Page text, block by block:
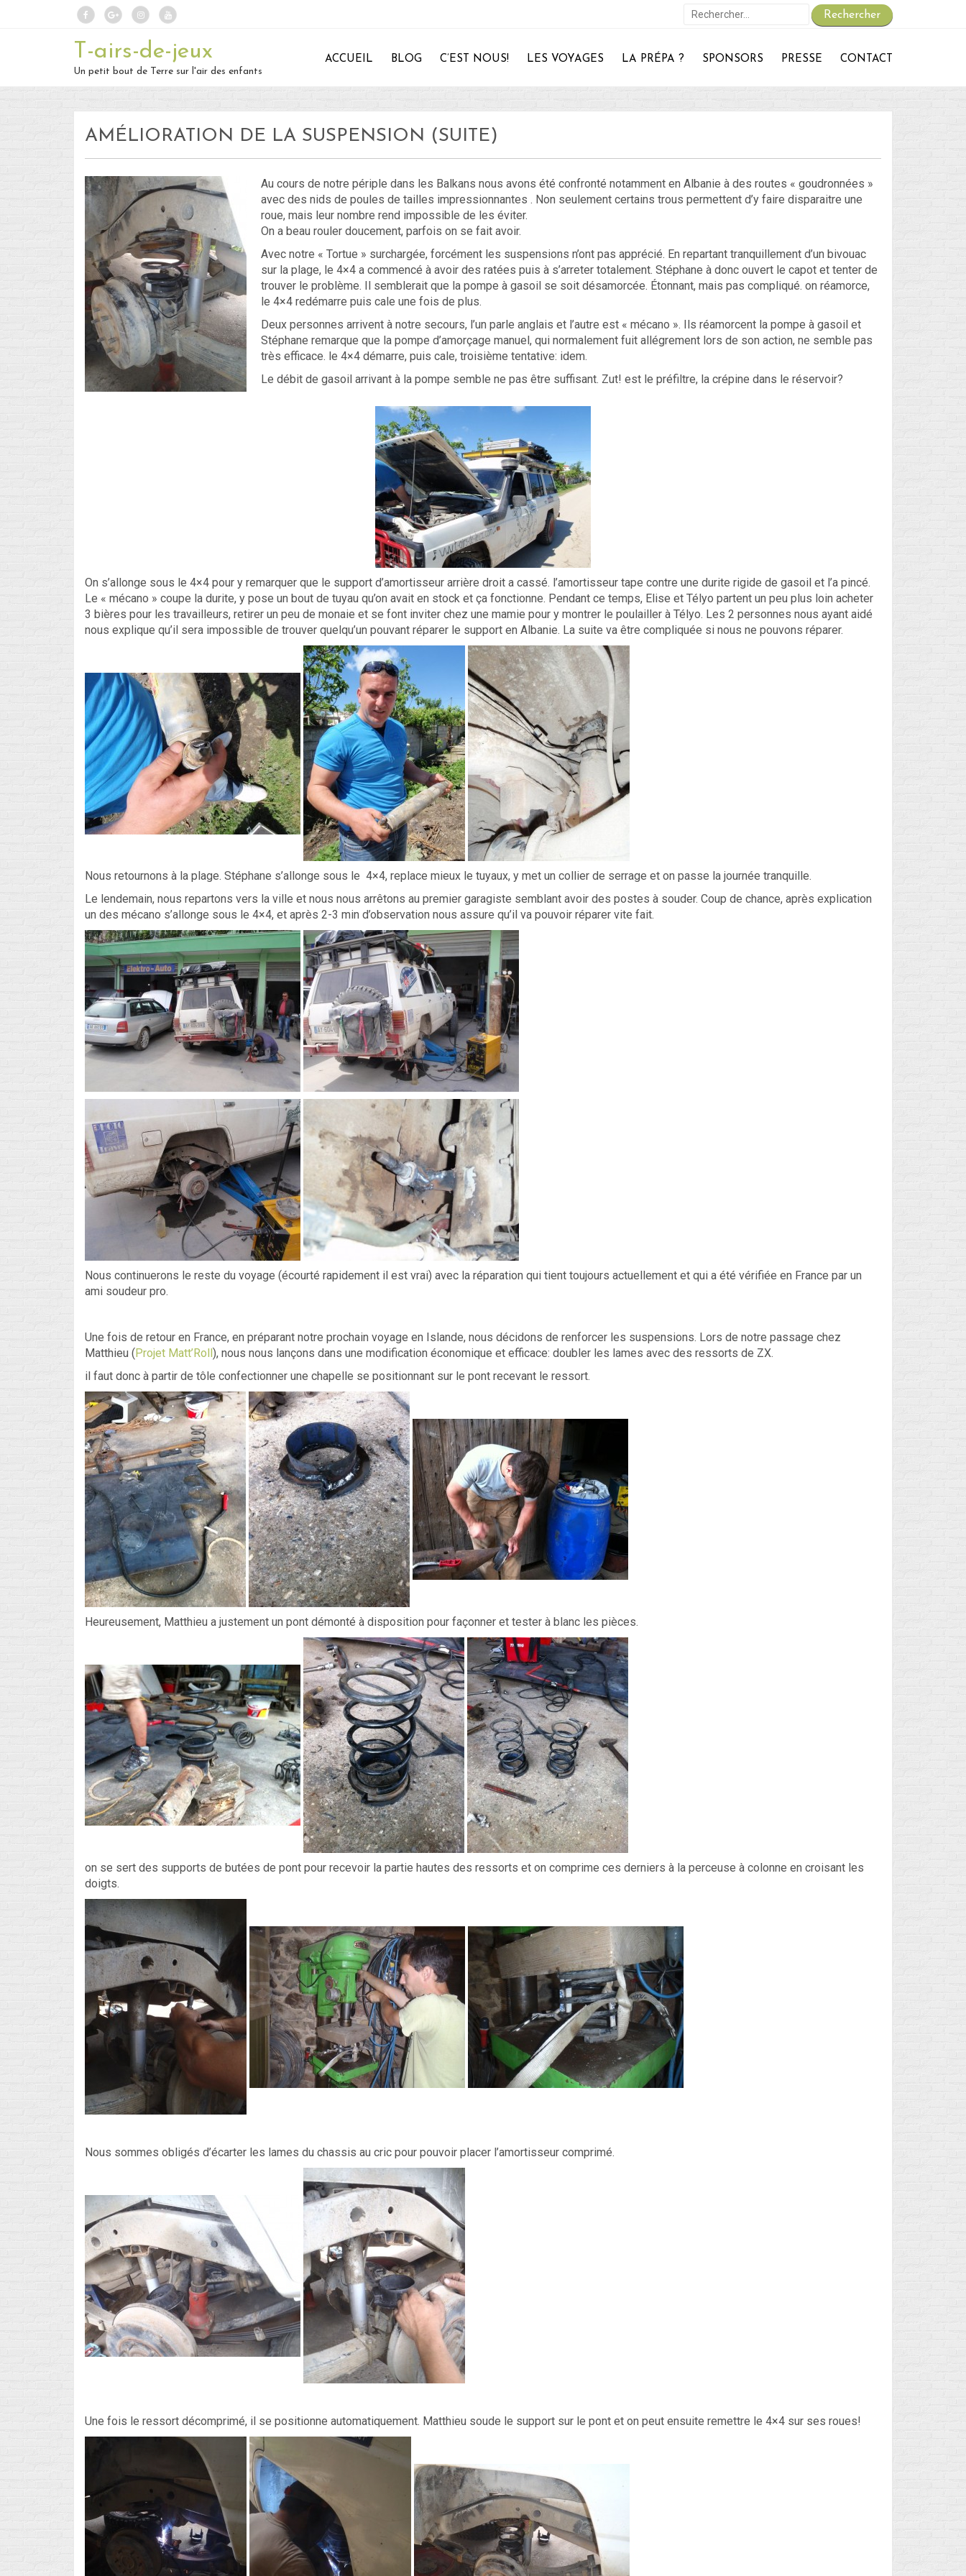
Rechercher :
On repart :
28 – du 18 juin au 22 juin : Bye-Bye Bali… Hello Hong-Kong !
Non classé
Connexion
Flux des publications
Site de WordPress-FR
T-airs-de-jeux
Un petit bout de Terre sur l'air des enfants
ACCUEIL BLOG C’EST NOUS! LES VOYAGES LA PRÉPA ? SPONSORS PRESSE CONTACT
AMÉLIORATION DE LA SUSPENSION (SUITE)
Au cours de notre périple dans les Balkans nous avons été confronté notamment en Albanie à des routes « goudronnées »
avec des nids de poules de tailles impressionnantes . Non seulement certains trous permettent d’y faire disparaitre une
roue, mais leur nombre rend impossible de les éviter.
On a beau rouler doucement, parfois on se fait avoir.
Avec notre « Tortue » surchargée, forcément les suspensions n’ont pas apprécié. En repartant tranquillement d’un bivouac
sur la plage, le 4×4 a commencé à avoir des ratées puis à s’arreter totalement. Stéphane à donc ouvert le capot et tenter de
trouver le problème. Il semblerait que la pompe à gasoil se soit désamorcée. Étonnant, mais pas compliqué. on réamorce,
le 4×4 redémarre puis cale une fois de plus.
Deux personnes arrivent à notre secours, l’un parle anglais et l’autre est « mécano ». Ils réamorcent la pompe à gasoil et
Stéphane remarque que la pompe d’amorçage manuel, qui normalement fuit allégrement lors de son action, ne semble pas
très efficace. le 4×4 démarre, puis cale, troisième tentative: idem.
Le débit de gasoil arrivant à la pompe semble ne pas être suffisant. Zut! est le préfiltre, la crépine dans le réservoir?
On s’allonge sous le 4×4 pour y remarquer que le support d’amortisseur arrière droit a cassé. l’amortisseur tape contre une durite rigide de gasoil et l’a pincé.
Le « mécano » coupe la durite, y pose un bout de tuyau qu’on avait en stock et ça fonctionne. Pendant ce temps, Elise et Télyo partent un peu plus loin acheter
3 bières pour les travailleurs, retirer un peu de monaie et se font inviter chez une mamie pour y montrer le poulailler à Télyo. Les 2 personnes nous ayant aidé
nous explique qu’il sera impossible de trouver quelqu’un pouvant réparer le support en Albanie. La suite va être compliquée si nous ne pouvons réparer.
Nous retournons à la plage. Stéphane s’allonge sous le 4×4, replace mieux le tuyaux, y met un collier de serrage et on passe la journée tranquille.
Le lendemain, nous repartons vers la ville et nous nous arrêtons au premier garagiste semblant avoir des postes à souder. Coup de chance, après explication
un des mécano s’allonge sous le 4×4, et après 2-3 min d’observation nous assure qu’il va pouvoir réparer vite fait.
Nous continuerons le reste du voyage (écourté rapidement il est vrai) avec la réparation qui tient toujours actuellement et qui a été vérifiée en France par un
ami soudeur pro.
Une fois de retour en France, en préparant notre prochain voyage en Islande, nous décidons de renforcer les suspensions. Lors de notre passage chez
Matthieu (Projet Matt’Roll), nous nous lançons dans une modification économique et efficace: doubler les lames avec des ressorts de ZX.
il faut donc à partir de tôle confectionner une chapelle se positionnant sur le pont recevant le ressort.
Heureusement, Matthieu a justement un pont démonté à disposition pour façonner et tester à blanc les pièces.
on se sert des supports de butées de pont pour recevoir la partie hautes des ressorts et on comprime ces derniers à la perceuse à colonne en croisant les
doigts.
Nous sommes obligés d’écarter les lames du chassis au cric pour pouvoir placer l’amortisseur comprimé.
Une fois le ressort décomprimé, il se positionne automatiquement. Matthieu soude le support sur le pont et on peut ensuite remettre le 4×4 sur ses roues!